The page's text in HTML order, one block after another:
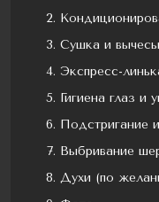
Сушка и
Экспресс-
Гигиена глаз и
Подстригание
Выбривание
Духи (по